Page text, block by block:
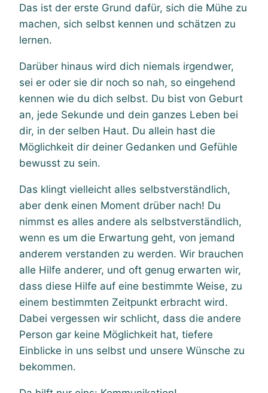
Das ist der erste Grund dafür, sich die Mühe zu
machen, sich selbst kennen und schätzen zu
lernen.
Darüber hinaus wird dich niemals irgendwer,
sei er oder sie dir noch so nah, so eingehend
kennen wie du dich selbst. Du bist von Geburt
an, jede Sekunde und dein ganzes Leben bei
dir, in der selben Haut. Du allein hast die
Möglichkeit dir deiner Gedanken und Gefühle
bewusst zu sein.
Das klingt vielleicht alles selbstverständlich,
aber denk einen Moment drüber nach! Du
nimmst es alles andere als selbstverständlich,
wenn es um die Erwartung geht, von jemand
anderem verstanden zu werden. Wir brauchen
alle Hilfe anderer, und oft genug erwarten wir,
dass diese Hilfe auf eine bestimmte Weise, zu
einem bestimmten Zeitpunkt erbracht wird.
Dabei vergessen wir schlicht, dass die andere
Person gar keine Möglichkeit hat, tiefere
Einblicke in uns selbst und unsere Wünsche zu
bekommen.